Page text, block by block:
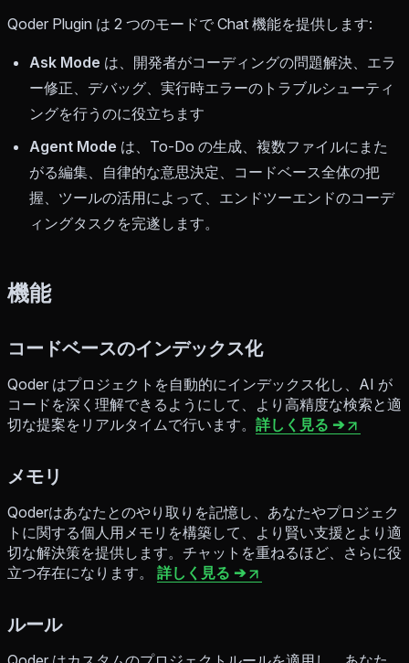
Qoder Plugin は 2 つのモードで Chat 機能を提供します:
Ask Mode は、開発者がコーディングの問題解決、エラ
ー修正、デバッグ、実行時エラーのトラブルシューティ
ングを行うのに役立ちます
Agent Mode は、To-Do の生成、複数ファイルにまた
がる編集、自律的な意思決定、コードベース全体の把
握、ツールの活用によって、エンドツーエンドのコーデ
ィングタスクを完遂します。
機能
コードベースのインデックス化
Qoder はプロジェクトを自動的にインデックス化し、AI が
コードを深く理解できるようにして、より高精度な検索と適
切な提案をリアルタイムで行います。 詳しく見る ➔
メモリ
Qoderはあなたとのやり取りを記憶し、あなたやプロジェク
トに関する個人用メモリを構築して、より賢い支援とより適
切な解決策を提供します。チャットを重ねるほど、さらに役
立つ存在になります。 詳しく見る ➔
ルール